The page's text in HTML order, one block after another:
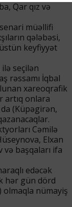
Qar qız və
müəllifi
qələbəsi,
keyfiyyət
ilə seçilən
rəssamı İqbal
xareoqrafik
artıq onlara
da (Küpəgirən,
Cəmilə
Elxan
və başqaları ifa
edəcək
hər gün dörd
olmaqla nümayiş